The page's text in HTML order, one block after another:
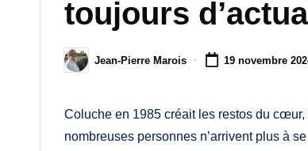
toujours
PostedJean-Pierre Marois 19 novembre
Coluche en 1985 créait les restos du
nombreuses personnes n’arrivent plus à